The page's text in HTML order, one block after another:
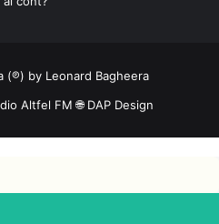
(℗) by Leonard Bagheera
Altfel FM 🌐 DAP Design